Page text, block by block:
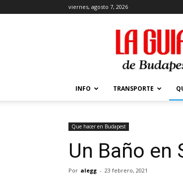
viernes, agosto 7, 2026
La
Guía
de
Budapest
Que
INFO TRANSPORTE
Que hacer en Budapest
Un Baño en
Por alegg - 23 febrero, 2021